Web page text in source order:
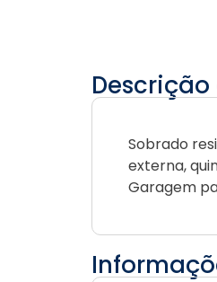
Sobrado
externa,
Garagem